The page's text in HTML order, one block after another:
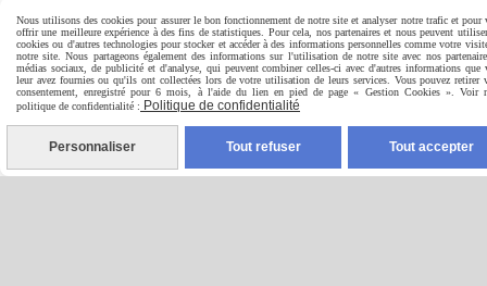
Nous utilisons des cookies pour assurer le bon fonctionnement de notre site et analyser notre trafic et pour
offrir une meilleure expérience à des fins de statistiques. Pour cela, nos partenaires et nous peuvent
cookies ou d'autres technologies pour stocker et accéder à des informations personnelles comme votre
notre site. Nous partageons également des informations sur l'utilisation de notre site avec nos
médias sociaux, de publicité et d'analyse, qui peuvent combiner celles-ci avec d'autres informations que
leur avez fournies ou qu'ils ont collectées lors de votre utilisation de leurs services. Vous pouvez retirer
consentement, enregistré pour 6 mois, à l'aide du lien en pied de page « Gestion Cookies ». Voir
politique de confidentialité : Politique de confidentialité
Personnaliser Tout refuser Tout accepter